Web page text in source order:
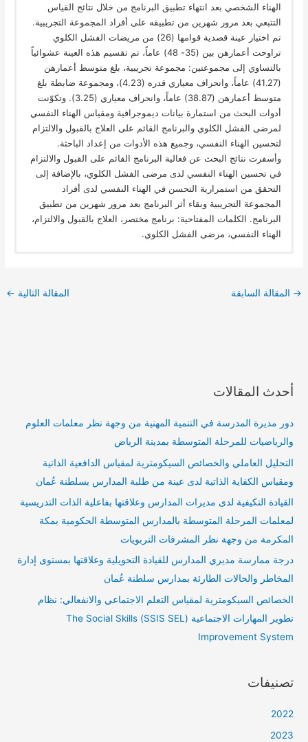
الهناء الشخصي بعد انتهاء تطبيق البرنامج من خلال نتائج القياس
التتبعي بعد مرور شهرين من تطبيقه على أفراد المجموعة التجريبية.
تم اختيار عينة قصدية قوامها (26) من مريضات الفشل الكلوي
تراوحت أعمارهن بين (35- 48) عاماً، تم تقسيم هذه العينة عشوائياً
بالتساوي إلى مجموعتين: مجموعة تجريبية، بلغ متوسط أعمارهن
(41.27) عاماً، وانحراف معياري قدره (4.23)، ومجموعة ضابطة بلغ
متوسط أعمارهن (38.87) عاماً، وانحراف معياري (3.25). وتكوّنت
أدوات البحث من استمارة بيانات ديموجرافية ومقياس الهناء النفسي
لمرضى الفشل الكلوي والبرنامج القائم على العلاج بالقبول والالتزام
لتحسين الهناء النفسي، وجميع هذه الأدوات من إعداد الباحثة.
وأسفرت نتائج البحث عن فعالية البرنامج القائم على القبول والالتزام
في تحسين الهناء النفسي لدى مرضى الفشل الكلوي، بالإضافة إلى
التحقق من استمرارية التحسن في الهناء النفسي لدى أفراد
المجموعة التجريبية وبقاء أثر البرنامج بعد مرور شهرين من تطبيق
البرنامج. الكلمات المفتاحية: برنامج مختصر، العلاج بالقبول والالتزام،
الهناء النفسي، مرضى الفشل الكلوي.
→ المقالة السابقة المقالة التالية ←
أحدث المقالات
دور مديرة المدرسة في التنمية المهنية من وجهة نظر معلمات العلوم
والرياضيات للمرحلة المتوسطة بمدينة الرياض
التحليل العاملي والخصائص السيكومترية لمقياس الدافعية الذاتية
ومقياس الكفاية الذاتية لدى عينة من طلبة المدارس بسلطنة عُمان
القيادة التكيفية لدى مديرات المدارس وعلاقتها بفاعلية الذات التدريسية
لمعلمات المرحلة المتوسطة بالمدارس المتوسطة الحكومية بمكة
المكرمة من وجهة نظر المشرفات التربويات
درجة ممارسة مديري المدارس للقيادة التحويلية وعلاقتها بمستوى إدارة
المخاطر والحالات الطارئة بمدارس سلطنة عُمان
الخصائص السيكومترية لمقياس التعلم الاجتماعي والانفعالي: نظام
تطوير المهارات الاجتماعية (SSIS SEL) The Social Skills
Improvement System
تصنيفات
2022
2023